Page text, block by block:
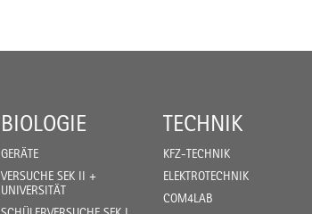
BIOLOGIE
GERÄTE
VERSUCHE SEK II +
UNIVERSITÄT
TECHNIK
KFZ-TECHNIK
ELEKTROTECHNIK
COM4LAB